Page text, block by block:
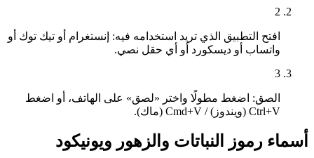
2
افتح التطبيق الذي تريد استخدامه فيه: إنستغرام أو تيك توك أو
واتساب أو ديسكورد أو أي حقل نصي.
3
الصق: اضغط مطولًا واختر «لصق» على الهاتف، أو اضغط
Ctrl+V (ويندوز) / Cmd+V (ماك).
أسماء رموز النباتات والزهور ويونيكود